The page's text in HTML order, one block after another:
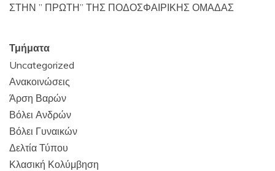
ΣΤΗΝ ” ΠΡΩΤΗ” ΤΗΣ ΠΟΔΟΣΦΑΙΡΙΚΗΣ ΟΜΑΔΑΣ
Τμήματα
Uncategorized
Ανακοινώσεις
Άρση Βαρών
Βόλει Ανδρών
Βόλει Γυναικών
Δελτία Τύπου
Κλασική Κολύμβηση